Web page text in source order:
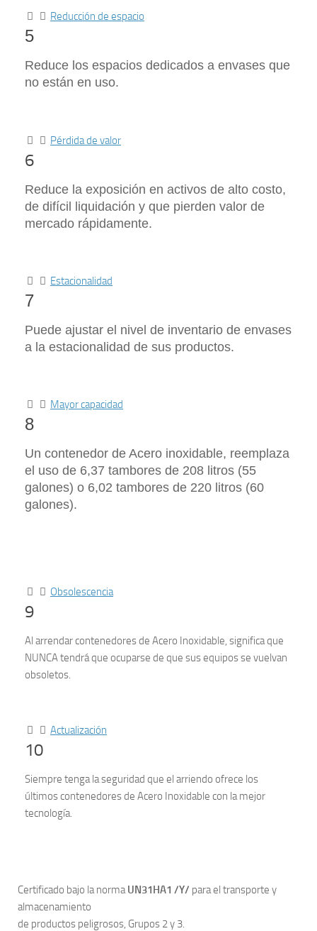
Reducción de espacio
5
Reduce los espacios dedicados a envases que
no están en uso.
Pérdida de valor
6
Reduce la exposición en activos de alto costo,
de difícil liquidación y que pierden valor de
mercado rápidamente.
Estacionalidad
7
Puede ajustar el nivel de inventario de envases
a la estacionalidad de sus productos.
Mayor capacidad
8
Un contenedor de Acero inoxidable, reemplaza
el uso de 6,37 tambores de 208 litros (55
galones) o 6,02 tambores de 220 litros (60
galones).
Obsolescencia
9
Al arrendar contenedores de Acero Inoxidable, significa que
NUNCA tendrá que ocuparse de que sus equipos se vuelvan
obsoletos.
Actualización
10
Siempre tenga la seguridad que el arriendo ofrece los
últimos contenedores de Acero Inoxidable con la mejor
tecnología.
Certificado bajo la normaUN31HA1 /Y/ para el transporte y
almacenamiento
de productos peligrosos, Grupos 2 y 3.